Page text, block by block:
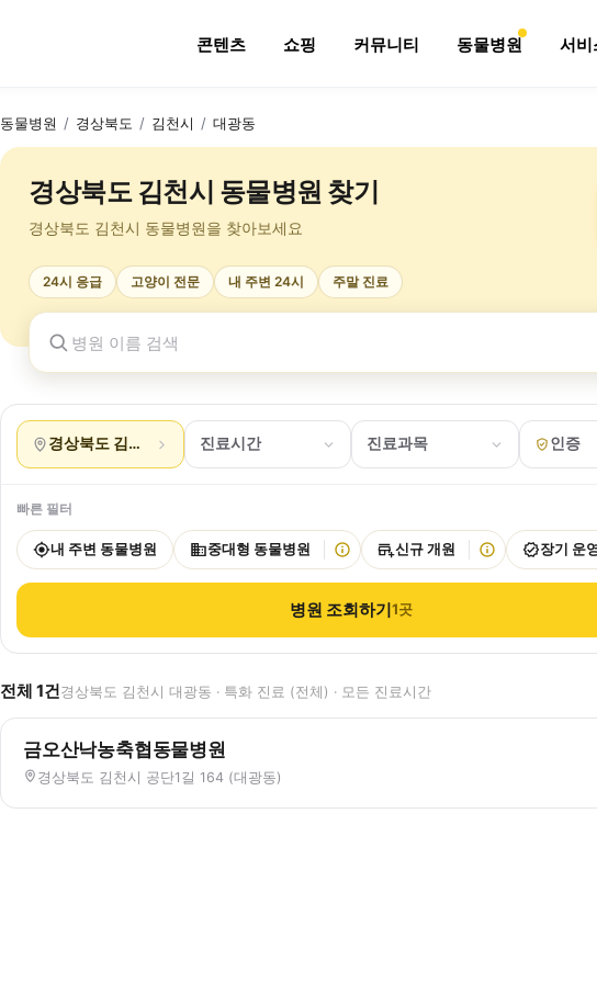
콘텐츠 쇼핑 커뮤니티 동물병원 서비
동물병원 / 경상북도 / 김천시 / 대광동
경상북도 김천시 동물병원 찾기
경상북도 김천시 동물병원을 찾아보세요
24시 응급 고양이 전문 내 주변 24시 주말 진료
경상북도 김천시 대광동진료시간 진료과목 인증
빠른 필터
내 주변 동물병원 중대형 동물병원 신규 개원 장기 운
병원 조회하기1곳
전체 1건경상북도 김천시 대광동 · 특화 진료 (전체) · 모든 진료시간
금오산낙농축협동물병원
경상북도 김천시 공단1길 164 (대광동)